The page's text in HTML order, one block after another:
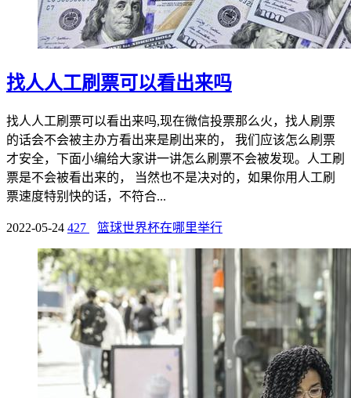
找人人工刷票可以看出来吗
找人人工刷票可以看出来吗,现在微信投票那么火，找人刷票
的话会不会被主办方看出来是刷出来的， 我们应该怎么刷票
才安全，下面小编给大家讲一讲怎么刷票不会被发现。人工刷
票是不会被看出来的， 当然也不是决对的，如果你用人工刷
票速度特别快的话，不符合...
2022-05-24 427 篮球世界杯在哪里举行